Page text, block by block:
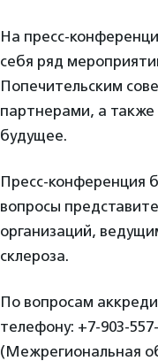
На пресс-
себя ряд
Попечительским
партнерами, а также
будущее.
Пресс-конференция
вопросы
организаций,
склероза.
По вопросам
телефону: +7-903-
(Межрегиональная